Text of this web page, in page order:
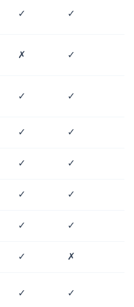
✓ ✓
✗ ✓
✓ ✓
✓ ✓
✓ ✓
✓ ✓
✓ ✓
✓ ✗
✓ ✓